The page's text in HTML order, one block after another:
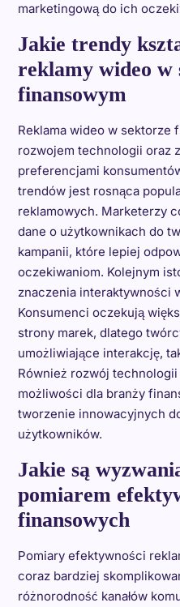
marketingową do ich
Jakie trendy
reklamy wideo w
finansowym
Reklama wideo w sektorze
rozwojem technologii oraz
preferencjami
trendów jest rosnąca
reklamowych. Marketerzy
dane o użytkownikach do
kampanii, które lepiej
oczekiwaniom. Kolejnym
znaczenia interaktywności
Konsumenci oczekują
strony marek, dlatego
umożliwiające interakcję,
Również rozwój technologii
możliwości dla branży
tworzenie innowacyjnych
użytkowników.
Jakie są
pomiarem
finansowych
Pomiary efektywności
coraz bardziej
różnorodność kanałów